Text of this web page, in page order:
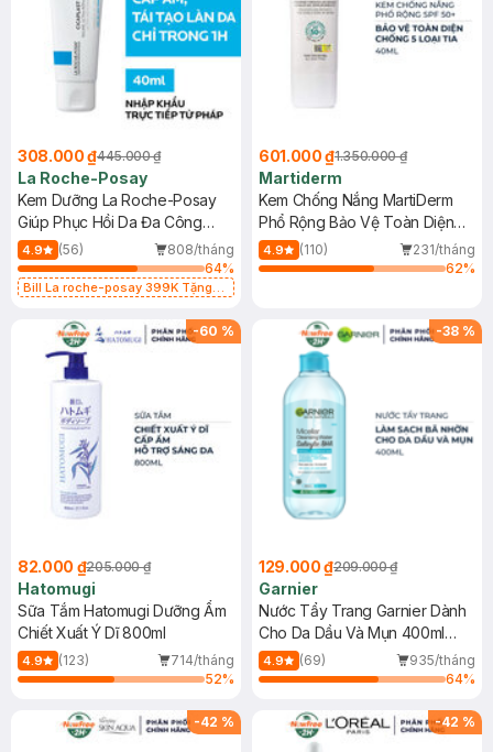
308.000 ₫445.000 ₫
La Roche-Posay
Kem Dưỡng La Roche-Posay
Giúp Phục Hồi Da Đa Công
Dụng 40ml
4.9 (56)
808/tháng
64%
Bill La roche-posay 399K Tặng
(SL có hạn)
601.000 ₫1.350.000 ₫
Martiderm
Kem Chống Nắng MartiDerm
Phổ Rộng Bảo Vệ Toàn Diện
40ml
4.9 (110)
231/tháng
62%
-60 %
82.000 ₫205.000 ₫
Hatomugi
Sữa Tắm Hatomugi Dưỡng Ẩm
Chiết Xuất Ý Dĩ 800ml
4.9 (123)
714/tháng
52%
-38 %
129.000 ₫209.000 ₫
Garnier
Nước Tẩy Trang Garnier Dành
Cho Da Dầu Và Mụn 400ml
(Mới)
4.9 (69)
935/tháng
64%
-42 % -42 %